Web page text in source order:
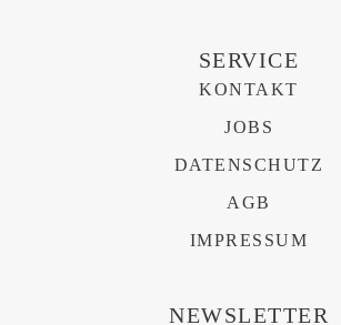
SERVICE
KONTAKT
JOBS
DATENSCHUTZ
AGB
IMPRESSUM
NEWSLETTER